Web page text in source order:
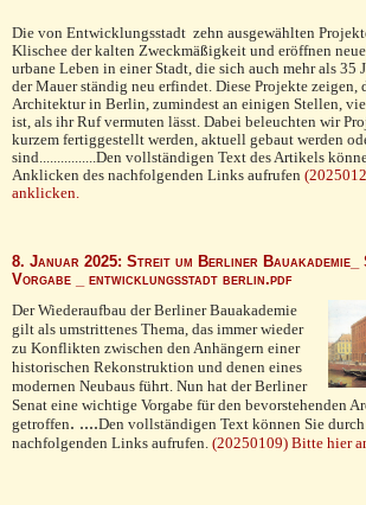
Die von Entwicklungsstadt zehn ausgewählten
Klischee der kalten Zweckmäßigkeit und eröffnen
urbane Leben in einer Stadt, die sich auch mehr als 35
der Mauer ständig neu erfindet. Diese Projekte zeigen,
Architektur in Berlin, zumindest an einigen Stellen,
ist, als ihr Ruf vermuten lässt. Dabei beleuchten wir
kurzem fertiggestellt werden, aktuell gebaut werden
sind................Den vollständigen Text des Artikels
Anklicken des nachfolgenden Links aufrufen
anklicken.
8. Januar 2025: Streit um Berliner Bauakademie_
Vorgabe _ entwicklungsstadt berlin.pdf
Der Wiederaufbau der Berliner Bauakademie
gilt als umstrittenes Thema, das immer wieder
zu Konflikten zwischen den Anhängern einer
historischen Rekonstruktion und denen eines
modernen Neubaus führt. Nun hat der Berliner
Senat eine wichtige Vorgabe für den bevorstehenden
getroffen. ....Den vollständigen Text können Sie
nachfolgenden Links aufrufen. (20250109) Bitte hier